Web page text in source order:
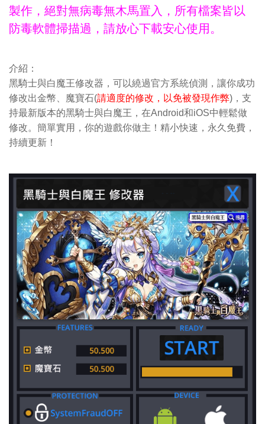
製作，絕對無病毒無木馬置入，所有檔案皆以
防毒軟體掃描過，請放心下載安心使用。
介紹：
黑騎士與白魔王修改器，可以繞過官方系統偵測，讓你成功
修改出金幣、魔寶石(請適度的修改，以免被發現作弊)，支
持最新版本的黑騎士與白魔王，在Android和iOS中輕鬆做
修改。簡單實用，你的遊戲你做主！精小快速，永久免費，
持續更新！